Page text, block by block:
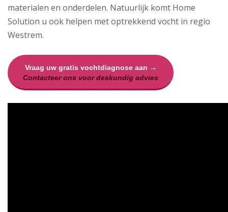
materialen en onderdelen. Natuurlijk komt Home
Solution u ook helpen met optrekkend vocht in regio
Westrem.
Vraag uw gratis vochtdiagnose aan →
Contacteer ons voor deskundig advies